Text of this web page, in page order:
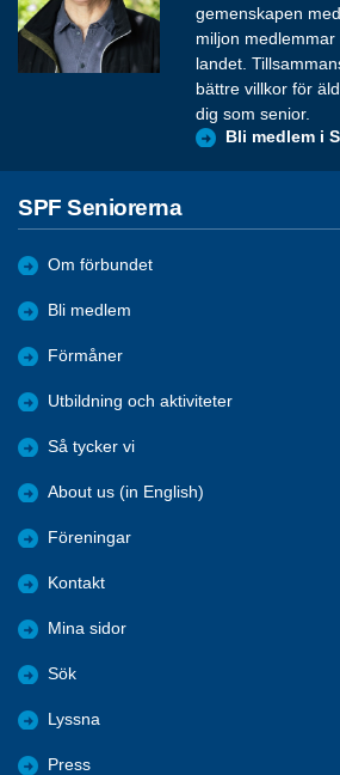
gemenskapen
miljon
landet.
bättre villkor för
dig som senior.
Bli medlem i
SPF Seniorerna
Om förbundet
Bli medlem
Förmåner
Utbildning och aktiviteter
Så tycker vi
About us (in English)
Föreningar
Kontakt
Mina sidor
Sök
Lyssna
Press